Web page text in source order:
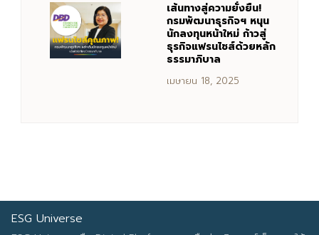
เส้นทางสู่ความยั่งยืน!
กรมพัฒนาธุรกิจฯ หนุน
นักลงทุนหน้าใหม่ ก้าวสู่
ธุรกิจแฟรนไชส์ด้วยหลัก
ธรรมาภิบาล
เมษายน 18, 2025
ESG Universe